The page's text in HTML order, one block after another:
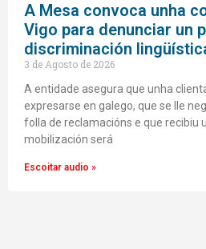
A Mesa convoca unha
Vigo para denunciar un
discriminación
3 de Agosto de 2026
A entidade asegura que unha
expresarse en galego, que se lle
folla de reclamacións e que recibiu
mobilización será
Escoitar audio »